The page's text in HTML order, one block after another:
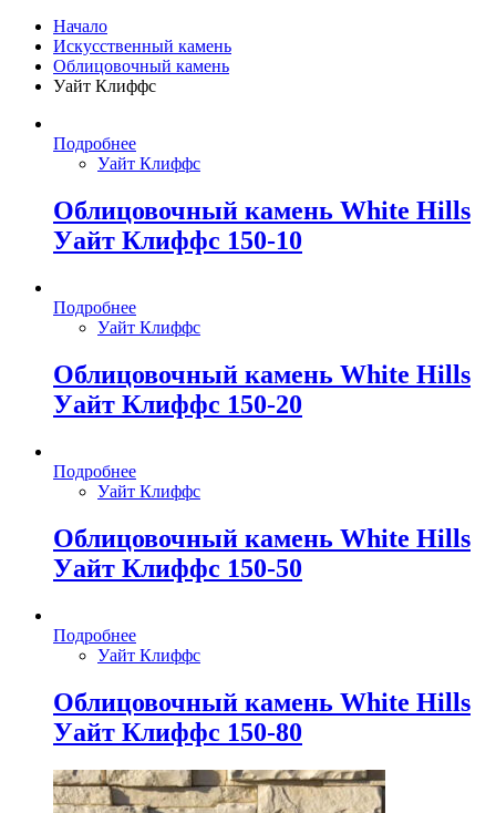
Начало
Искусственный камень
Облицовочный камень
Уайт Клиффс
Подробнее
Уайт Клиффс
Облицовочный камень White Hills
Уайт Клиффс 150-10
Подробнее
Уайт Клиффс
Облицовочный камень White Hills
Уайт Клиффс 150-20
Подробнее
Уайт Клиффс
Облицовочный камень White Hills
Уайт Клиффс 150-50
Подробнее
Уайт Клиффс
Облицовочный камень White Hills
Уайт Клиффс 150-80